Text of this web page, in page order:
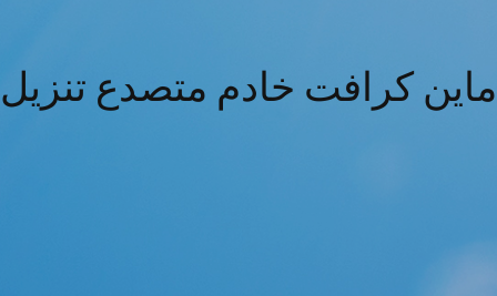
ماين كرافت خادم متصدع تنزيل